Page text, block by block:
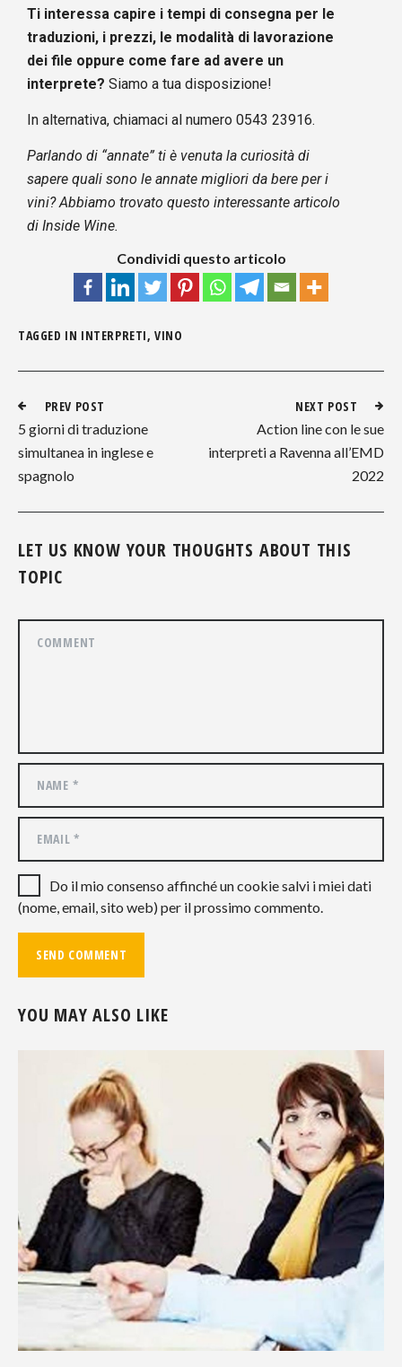
Ti interessa capire i tempi di consegna per le
traduzioni, i prezzi, le modalità di lavorazione
dei file oppure come fare ad avere un
interprete? Siamo a tua disposizione!
In alternativa, chiamaci al numero 0543 23916.
Parlando di “annate” ti è venuta la curiosità di
sapere quali sono le annate migliori da bere per i
vini? Abbiamo trovato questo interessante articolo
di Inside Wine.
Condividi questo articolo
TAGGED IN INTERPRETI,VINO
PREV POST
5 giorni di traduzione
simultanea in inglese e
spagnolo
NEXT POST
Action line con le sue
interpreti a Ravenna all’EMD
2022
LET US KNOW YOUR THOUGHTS ABOUT THIS
TOPIC
Do il mio consenso affinché un cookie salvi i miei dati
(nome, email, sito web) per il prossimo commento.
YOU MAY ALSO LIKE